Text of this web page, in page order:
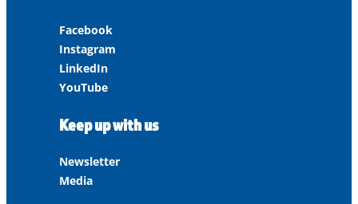
Facebook
Instagram
LinkedIn
YouTube
Keep up with us
Newsletter
Media